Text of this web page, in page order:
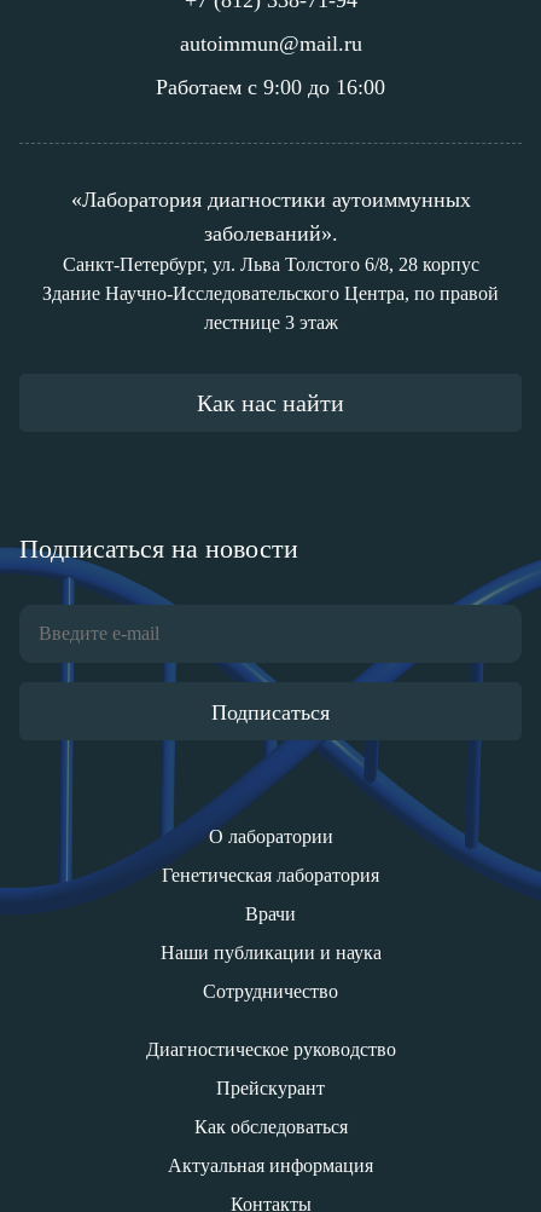
autoimmun@mail.ru
Работаем с 9:00 до 16:00
«Лаборатория диагностики аутоиммунных
заболеваний».
Санкт-Петербург, ул. Льва Толстого 6/8, 28 корпус
Здание Научно-Исследовательского Центра, по правой
лестнице 3 этаж
Как нас найти
Подписаться на новости
Подписаться
О лаборатории
Генетическая лаборатория
Врачи
Наши публикации и наука
Сотрудничество
Диагностическое руководство
Прейскурант
Как обследоваться
Актуальная информация
Контакты